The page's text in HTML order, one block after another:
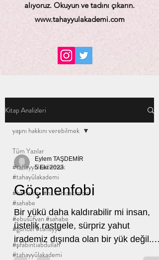
alıyoruz. Okuyun ve tadını çıkarın.
www.tahayyulakademi.com
Kitap Analizleri
Tüm Yazılar
#tahayyülnedemek
#tahayülakademi
#hz.hamza #hz.hamzakimdir
#sahabe
#ebusüfyan #sahabe
#güncel #tahayyü
#şifabintiabdullah
#tahayyülakademi
yaşını hakkını verebilmek
Eylem TAŞDEMİR
5 Eki 2023
Göçmenfobi
Bir yükü daha kaldırabilir mi insan,
üstelik rastgele, sürpriz yahut
irademiz dışında olan bir yük değil...
Kendi kendimize yüklediğimiz...